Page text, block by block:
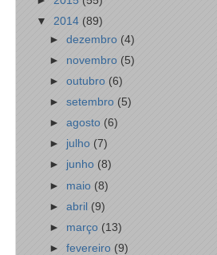
▼ 2014 (89)
►dezembro (4)
► novembro (5)
►outubro (6)
►setembro (5)
►agosto(6)
► julho (7)
► junho (8)
► maio (8)
►abril (9)
► março(13)
►fevereiro (9)